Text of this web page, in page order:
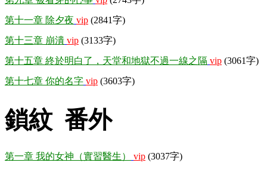
第十一章 除夕夜 vip (2841字)
第十三章 崩潰 vip (3133字)
第十五章 終於明白了，天堂和地獄不過一線之隔 vip (3061字)
第十七章 你的名字 vip (3603字)
鎖紋 番外
第一章 我的女神（實習醫生） vip (3037字)